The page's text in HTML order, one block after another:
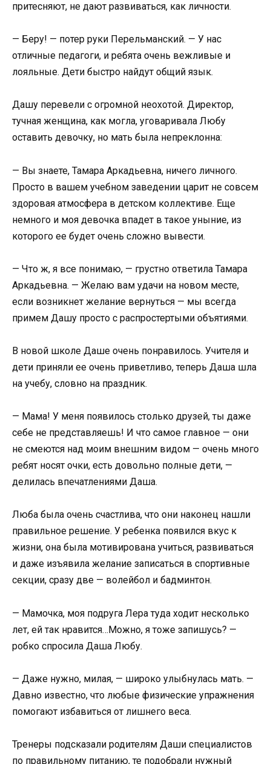
притесняют, не дают развиваться, как личности.
— Беру! — потер руки Перельманский. — У нас
отличные педагоги, и ребята очень вежливые и
лояльные. Дети быстро найдут общий язык.
Дашу перевели с огромной неохотой. Директор,
тучная женщина, как могла, уговаривала Любу
оставить девочку, но мать была непреклонна:
— Вы знаете, Тамара Аркадьевна, ничего личного.
Просто в вашем учебном заведении царит не совсем
здоровая атмосфера в детском коллективе. Еще
немного и моя девочка впадет в такое уныние, из
которого ее будет очень сложно вывести.
— Что ж, я все понимаю, — грустно ответила Тамара
Аркадьевна. — Желаю вам удачи на новом месте,
если возникнет желание вернуться — мы всегда
примем Дашу просто с распростертыми объятиями.
В новой школе Даше очень понравилось. Учителя и
дети приняли ее очень приветливо, теперь Даша шла
на учебу, словно на праздник.
— Мама! У меня появилось столько друзей, ты даже
себе не представляешь! И что самое главное — они
не смеются над моим внешним видом — очень много
ребят носят очки, есть довольно полные дети, —
делилась впечатлениями Даша.
Люба была очень счастлива, что они наконец нашли
правильное решение. У ребенка появился вкус к
жизни, она была мотивирована учиться, развиваться
и даже изъявила желание записаться в спортивные
секции, сразу две — волейбол и бадминтон.
— Мамочка, моя подруга Лера туда ходит несколько
лет, ей так нравится…Можно, я тоже запишусь? —
робко спросила Даша Любу.
— Даже нужно, милая, — широко улыбнулась мать. —
Давно известно, что любые физические упражнения
помогают избавиться от лишнего веса.
Тренеры подсказали родителям Даши специалистов
по правильному питанию, те подобрали нужный